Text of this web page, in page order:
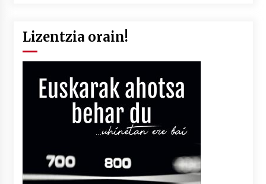
Lizentzia orain!